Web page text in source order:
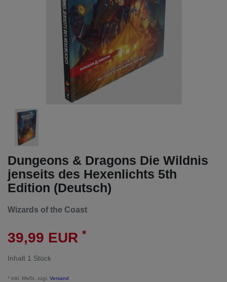
Dungeons & Dragons Die Wildnis
jenseits des Hexenlichts 5th
Edition (Deutsch)
Wizards of the Coast
39,99 EUR *
Inhalt 1 Stück
* inkl. MwSt. zzgl. Versand